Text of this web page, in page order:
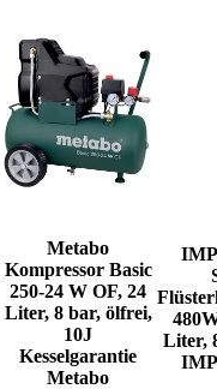
Metabo
Kompressor Basic
250-24 W OF, 24
Liter, 8 bar, ölfrei,
10J
Kesselgarantie
Metabo
Liter,